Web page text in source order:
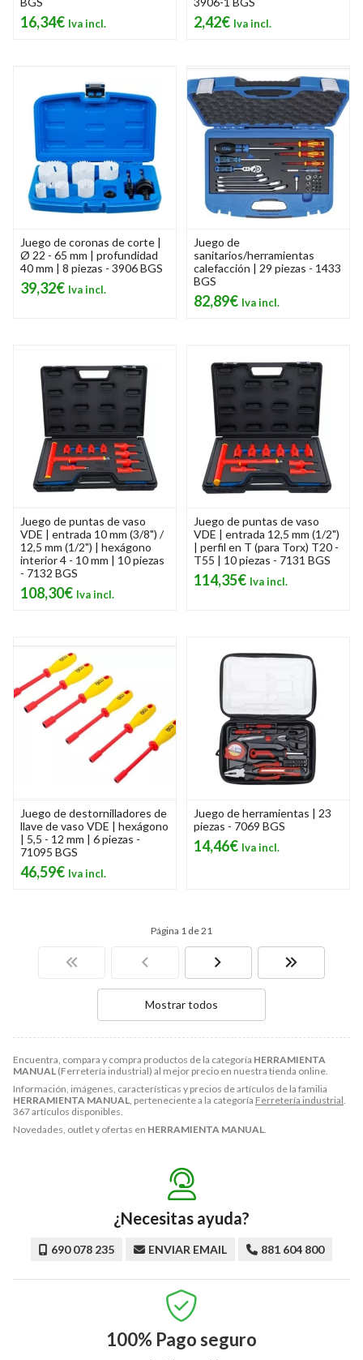
Encuentra, compara y compra productos de la categoría HERRAMIENTA
MANUAL (Ferretería industrial) al mejor precio en nuestra tienda online.
Información, imágenes, características y precios de artículos de la familia
HERRAMIENTA MANUAL, perteneciente a la categoría Ferretería industrial.
367 artículos disponibles.
Novedades, outlet y ofertas en HERRAMIENTA MANUAL.
16,34€ 2,42€
Juego de coronas de corte |
Ø 22 - 65 mm | profundidad
40 mm | 8 piezas - 3906 BGS
39,32€
Juego de
sanitarios/herramientas
calefacción | 29 piezas - 1433
BGS
82,89€
Juego de puntas de vaso
VDE | entrada 10 mm (3/8") /
12,5 mm (1/2") | hexágono
interior 4 - 10 mm | 10 piezas
- 7132 BGS
108,30€
Juego de puntas de vaso
VDE | entrada 12,5 mm (1/2")
| perfil en T (para Torx) T20 -
T55 | 10 piezas - 7131 BGS
114,35€
Juego de destornilladores de
llave de vaso VDE | hexágono
| 5,5 - 12 mm | 6 piezas -
71095 BGS
46,59€
Juego de herramientas | 23
piezas - 7069 BGS
14,46€
Página 1 de 21
Mostrar todos
¿Necesitas ayuda?
690 078 235 ENVIAR EMAIL 881 604 800
100% Pago seguro